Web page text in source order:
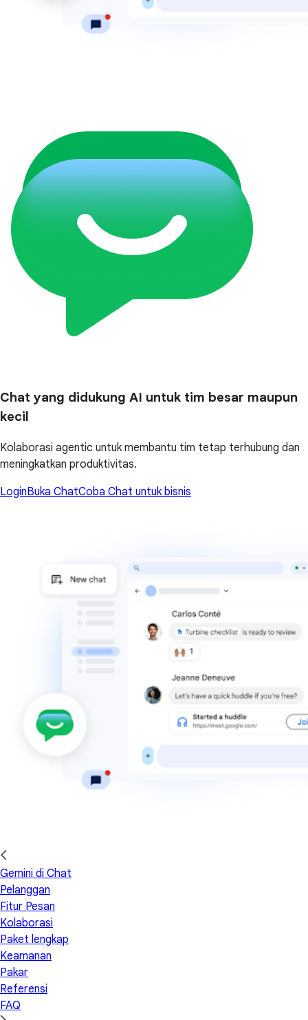
Chat yang didukung AI untuk tim besar maupun
kecil
Kolaborasi agentic untuk membantu tim tetap terhubung dan
meningkatkan produktivitas.
LoginBuka ChatCoba Chat untuk bisnis
Gemini di Chat
Pelanggan
Fitur Pesan
Kolaborasi
Paket lengkap
Keamanan
Pakar
Referensi
FAQ